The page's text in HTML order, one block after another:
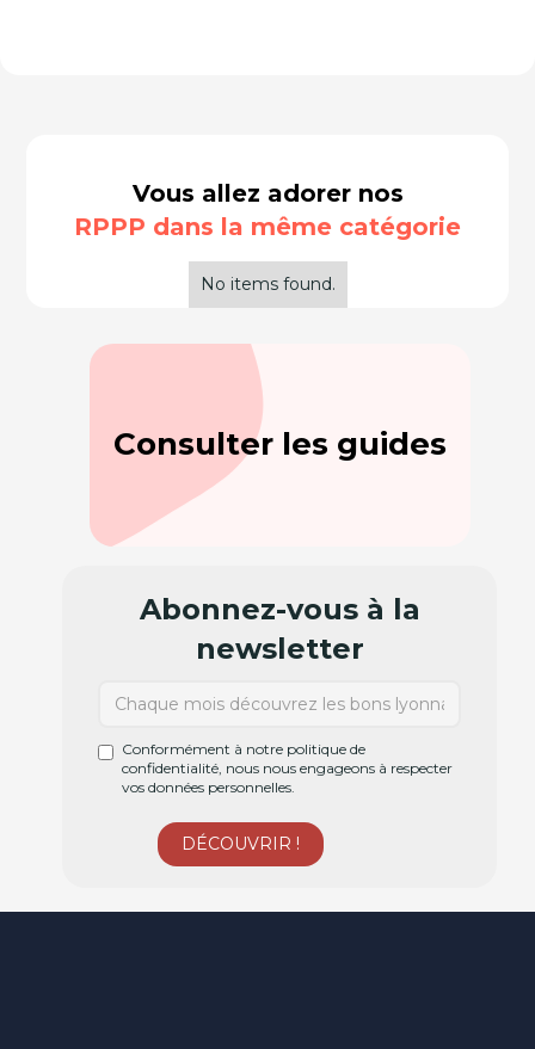
Vous allez adorer nos
RPPP dans la même catégorie
No items found.
Consulter les guides
Abonnez-vous à la
newsletter
Conformément à notre politique de
confidentialité, nous nous engageons à respecter
vos données personnelles.